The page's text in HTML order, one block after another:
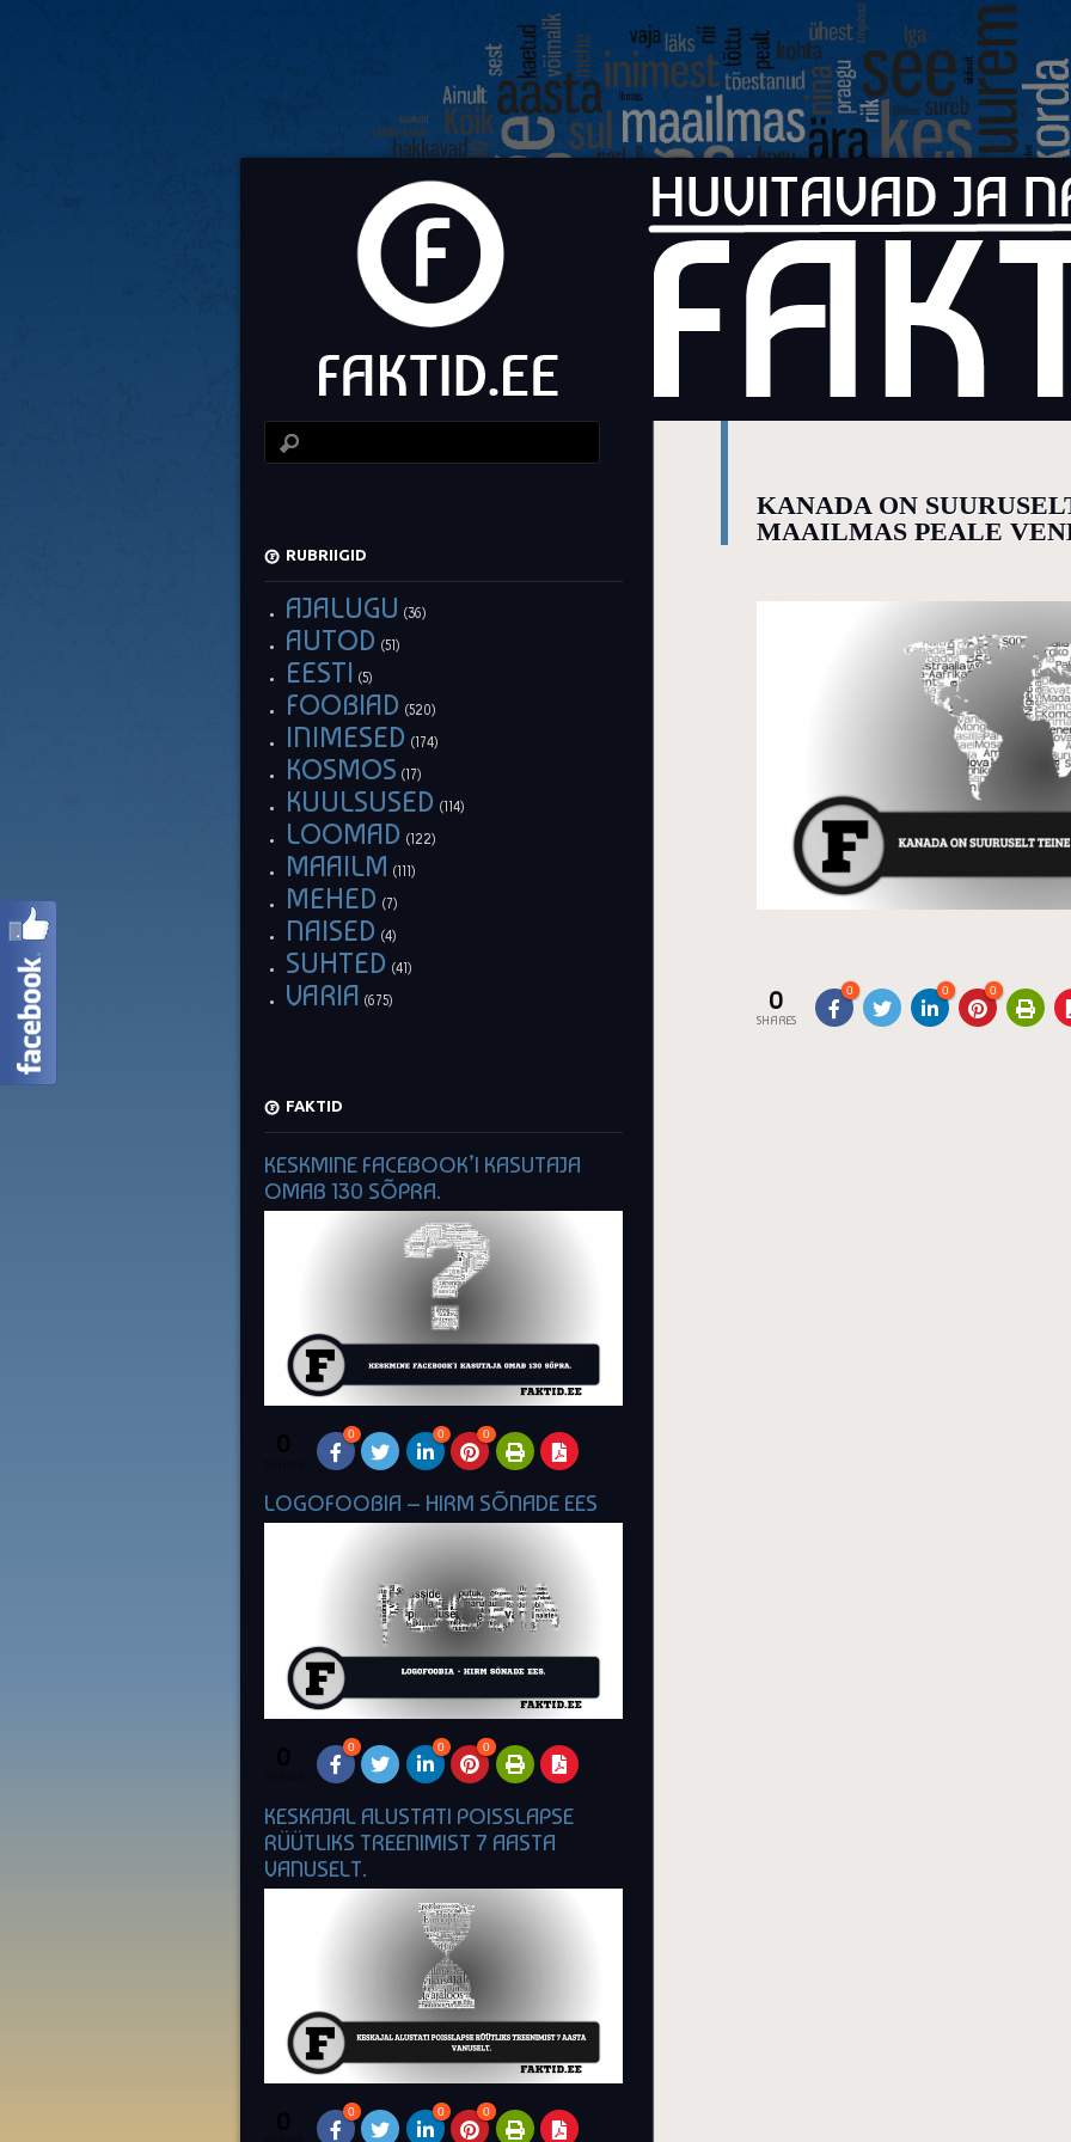
Faktid
Huvitavad ja naljakad faktid elust
KANADA ON
MAAILMAS PEALE
0
SHARES
0 0 0
RUBRIIGID
AJALUGU (36)
AUTOD (51)
EESTI (5)
FOOBIAD (520)
INIMESED (174)
KOSMOS (17)
KUULSUSED (114)
LOOMAD (122)
MAAILM (111)
MEHED (7)
NAISED (4)
SUHTED (41)
VARIA (675)
FAKTID
KESKMINE FACEBOOK’I KASUTAJA
OMAB 130 SÕPRA.
0 0 0 0
LOGOFOOBIA – HIRM SÕNADE EES
0 0 0 0
KESKAJAL ALUSTATI POISSLAPSE
RÜÜTLIKS TREENIMIST 7 AASTA
VANUSELT.
0 0 0 0